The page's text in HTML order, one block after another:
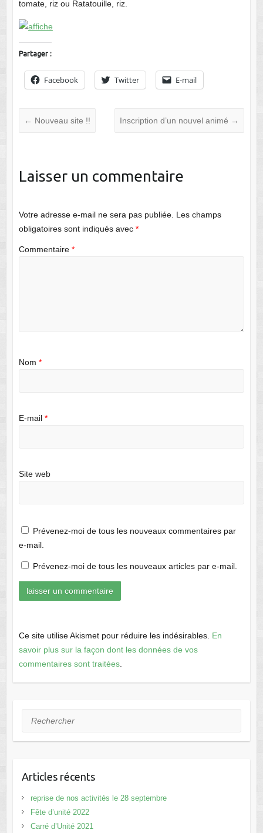
tomate, riz ou Ratatouille, riz.
Partager :
Facebook Twitter E-mail
← Nouveau site !! Inscription d’un nouvel animé →
Laisser un commentaire
Votre adresse e-mail ne sera pas publiée. Les champs
obligatoires sont indiqués avec *
Commentaire *
Nom *
E-mail *
Site web
Prévenez-moi de tous les nouveaux commentaires par
e-mail.
Prévenez-moi de tous les nouveaux articles par e-mail.
Ce site utilise Akismet pour réduire les indésirables. En
savoir plus sur la façon dont les données de vos
commentaires sont traitées.
Rechercher
Articles récents
reprise de nos activités le 28 septembre
Fête d’unité 2022
Carré d’Unité 2021